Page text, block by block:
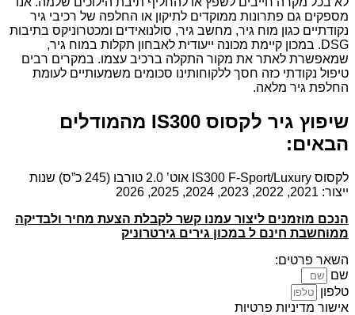
מספקים גם פתרונות ממוקדים לתיקון או החלפה של רכיבי גיר
נקודתיים כגון מוח גיר, מחשב גיר, סולנואידים ומכטרוניקס בתיבות
DSG. במכון קיימת מכונה ייעודית לאבחון תקלות במוח גיר,
שמאפשרת לאתר את מקור התקלה ברכיב עצמו. במקרים רבים
טיפול נקודתי כזה חסך ללקוחותינו סכומים משמעותיים לעומת
החלפת גיר מלאה.
שיפוץ גיר לקסוס IS300 מהמודלים
הבאים:
לקסוס IS300 F-Sport/Luxury אוט’ 2.0 טורבו (245 כ”ס) שנות
ייצור: 2021, 2022, 2023, 2024, 2025, 2026
הנכם מוזמנים ליצור עמנו קשר לקבלת הצעת מחיר ולבדיקה
ממוחשבת חינם ל במכון גירים גירטרוניק
השאר פרטים:
שם
טלפון
אישור מדיניות פרטיות